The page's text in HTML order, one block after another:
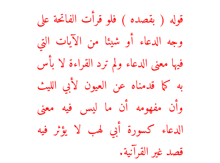
قوله ( بقصده ) فلو قرأت الفاتحة على
وجه الدعاء أو شيئا من الآيات التي
فيها معنى الدعاء ولم ترد القراءة لا بأس
به كما قدمناه عن العيون لأبي الليث
وأن مفهومه أن ما ليس فيه معنى
الدعاء كسورة أبي لهب لا يؤثر فيه
قصد غير القرآنية.